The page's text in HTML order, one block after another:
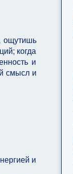
ощутишь
когда
и
смысл и
и